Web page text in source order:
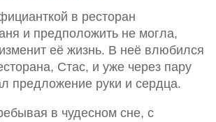
в ресторан
и предположить не могла,
её жизнь. В неё влюбился
Стас, и уже через пару
предложение руки и сердца.
в чудесном сне, с